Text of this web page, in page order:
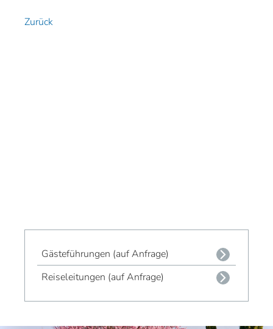
Gästeführungen (auf Anfrage)
Reiseleitungen (auf Anfrage)
Zurück